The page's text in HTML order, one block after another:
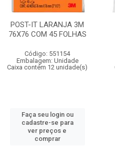
POST-IT LARANJA 3M
76X76 COM 45 FOLHAS
Código: 551154
Embalagem: Unidade
Caixa contém 12 unidade(s)
Faça seu login ou
cadastre-se para
ver preços e
comprar